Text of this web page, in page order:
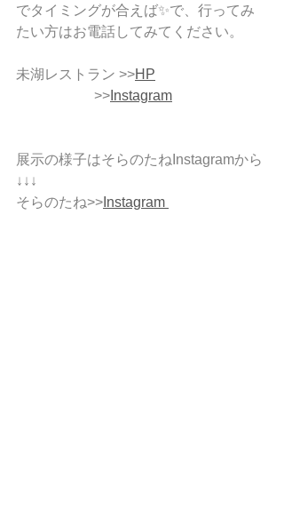
でタイミングが合えば✨で、行ってみ
たい方はお電話してみてください。
未湖レストラン >>HP
                      >>
Instagram
展示の様子はそらのたねInstagramから
↓↓↓
そらのたね>> Instagram